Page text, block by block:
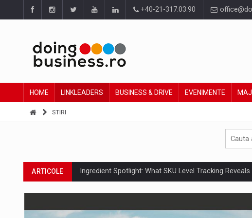
+40-21-317.03.90
HOME LINKLEADERS BUSINESS & DRIVE EVENIMENTE
STIRI
ARTICOLE Ingredient Spotlight: What SKU Level Tracking
ARTICOLE Producatorii si comerciantii care nu se supun noilor
ARTICOLE Raport PwC: Industria de media si divertisment din